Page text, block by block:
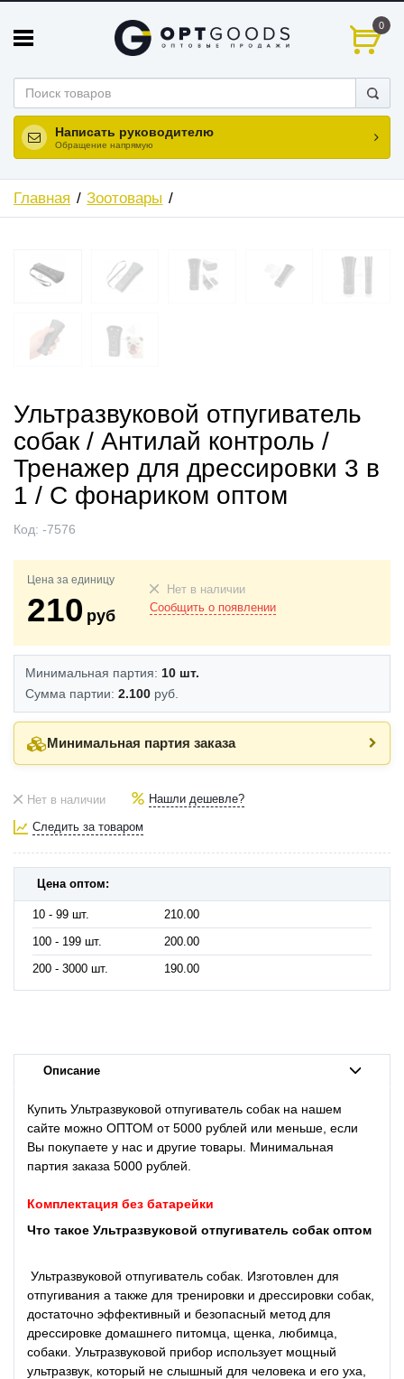
0
Написать руководителю
Обращение напрямую
Главная Зоотовары
ХИТ
Ультразвуковой отпугиватель
собак / Антилай контроль /
Тренажер для дрессировки 3 в
1 / С фонариком оптом
Код: -7576
Цена за единицу
210 руб
Нет в наличии
Сообщить о появлении
Минимальная партия: 10 шт.
Сумма партии: 2.100 руб.
Минимальная партия заказа
Нет в наличии Нашли дешевле?
Следить за товаром
Цена оптом:
10 - 99 шт.
210.00
100 - 199 шт.
200.00
200 - 3000 шт.
190.00
Описание
Купить Ультразвуковой отпугиватель собак на нашем
сайте можно ОПТОМ от 5000 рублей или меньше, если
Вы покупаете у нас и другие товары. Минимальная
партия заказа 5000 рублей.
Комплектация без батарейки
Что такое Ультразвуковой отпугиватель собак оптом
Ультразвуковой отпугиватель собак. Изготовлен для
отпугивания а также для тренировки и дрессировки собак,
достаточно эффективный и безопасный метод для
дрессировке домашнего питомца, щенка, любимца,
собаки. Ультразвуковой прибор использует мощный
ультразвук, который не слышный для человека и его уха,